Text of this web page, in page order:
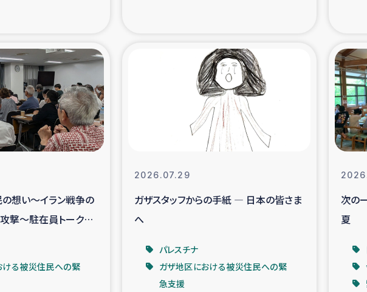
石巻市街地在宅被災者支援 復興応援
仮設住宅生活支援・農業復興支援 漁業復
インターン・ボランティア日誌 経済自立
ガザ空爆被災者への食
ガザ地区における羊の畜産支援 ガザ地区での公園の
かけ普及と食生活改善による栄養改善事業 フェアト
想い～イラン戦争の
撃～駐在員トークイ
ける被災住民への緊
2026.07.29
ガザスタッフからの手紙 ― 日本の皆さま
へ
パレスチナ
ガザ地区における被災住民への緊
急支援
次の
夏